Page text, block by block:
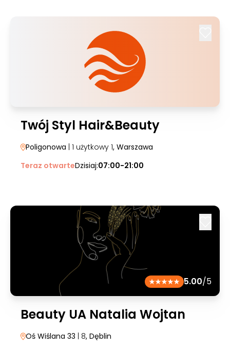
Twój Styl Hair&Beauty
Poligonowa | 1 użytkowy 1, Warszawa
Teraz otwarteDzisiaj:07:00-21:00
5.00/5
Beauty UA Natalia Wojtan
Oś Wiślana 33 | 8, Dęblin